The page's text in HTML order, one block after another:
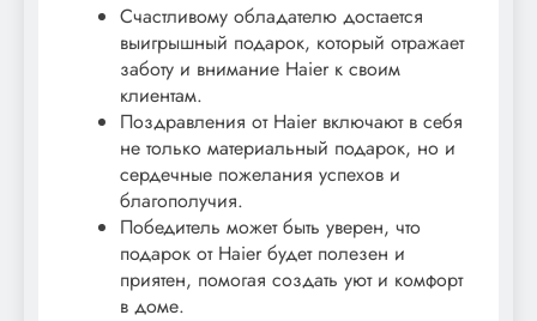
Счастливому обладателю достается
выигрышный подарок, который отражает
заботу и внимание Haier к своим
клиентам.
Поздравления от Haier включают в себя
не только материальный подарок, но и
сердечные пожелания успехов и
благополучия.
Победитель может быть уверен, что
подарок от Haier будет полезен и
приятен, помогая создать уют и комфорт
в доме.